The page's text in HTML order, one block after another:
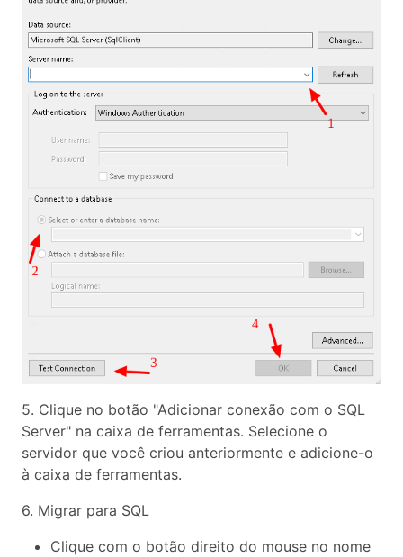
5. Clique no botão "Adicionar conexão com o SQL
Server" na caixa de ferramentas. Selecione o
servidor que você criou anteriormente e adicione-o
à caixa de ferramentas.
6. Migrar para SQL
Clique com o botão direito do mouse no nome